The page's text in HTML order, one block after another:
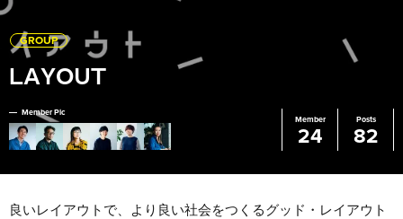
GROUP
LAYOUT
Member Pic
Member
24
Posts
82
良いレイアウトで、より良い社会をつくるグッド・レイアウト